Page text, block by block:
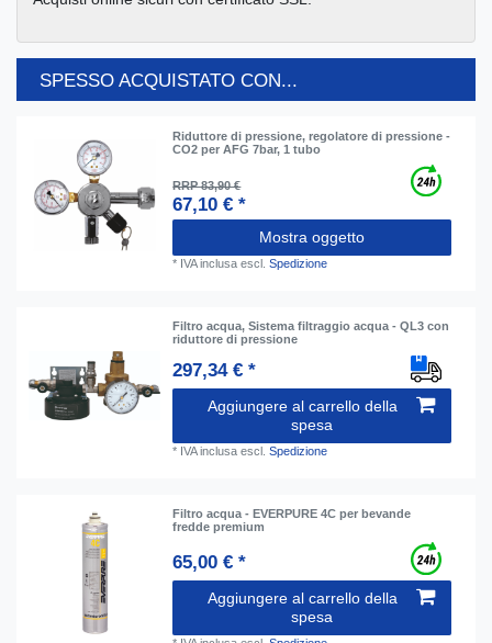
SPESSO ACQUISTATO CON...
Riduttore di pressione, regolatore di pressione -
CO2 per AFG 7bar, 1 tubo
RRP 83,90 €
67,10 € *
Mostra oggetto
* IVA inclusa escl.Spedizione
Filtro acqua, Sistema filtraggio acqua - QL3 con
riduttore di pressione
297,34 € *
Aggiungere al carrello della
spesa
* IVA inclusa escl.Spedizione
Filtro acqua - EVERPURE 4C per bevande
fredde premium
65,00 € *
Aggiungere al carrello della
spesa